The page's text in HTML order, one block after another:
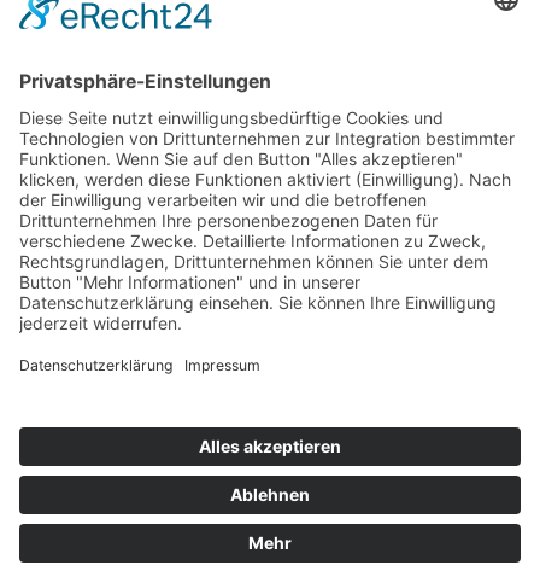
Personen
Nationale Kooperationen
L.E.V.
Nachlese
Soziales Engagement
Materialien und Links
Personen
Kontakt
ÖKOLOG/PILGRIM
Aktuelles
Materialien & Links
Landes-ARGE-Lehrer:innengesundheit
PHDL-Chor
Improtheater
Kapelle
Weiße Galerie
Aktuelles
Veranstaltungen